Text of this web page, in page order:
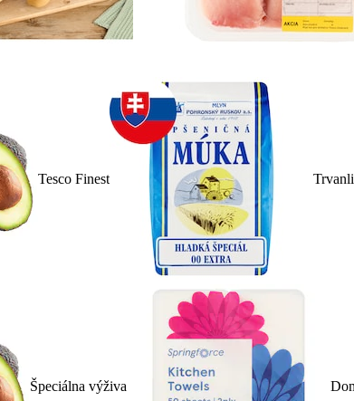
Tesco Finest
Špeciálna výživa